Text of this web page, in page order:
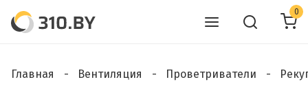
0
Главная Вентиляция Проветриватели